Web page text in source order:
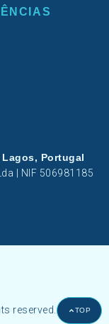
TOP
Lagos, Portugal
| NIF 506981185
reserved.